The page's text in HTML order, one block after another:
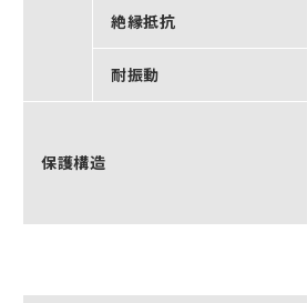
絶縁抵抗
耐振動
保護構造